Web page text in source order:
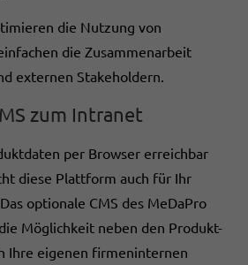
die Nutzung von
die Zusammenarbeit
externen Stakeholdern.
zum Intranet
per Browser erreichbar
diese Plattform auch für Ihr
optionale CMS des MeDaPro
Möglichkeit neben den Produkt-
Ihre eigenen firmeninternen